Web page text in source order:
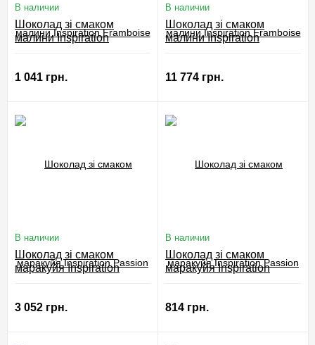
В наличии
Шоколад зі смаком
малини Inspiration
1 041 грн.
В наличии
Шоколад зі смаком
малини Inspiration
11 774 грн.
В наличии
Шоколад зі смаком
маракуйя Inspiration
3 052 грн.
В наличии
Шоколад зі смаком
маракуйя Inspiration
814 грн.